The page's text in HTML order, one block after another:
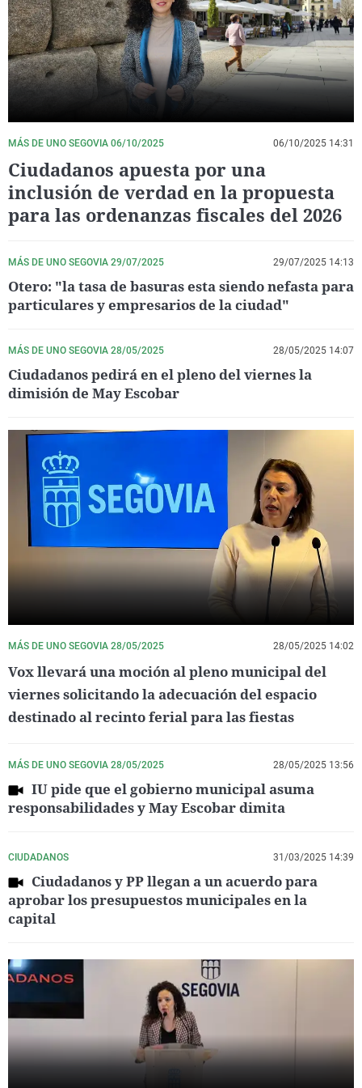
La rosa de los vientos
Gente viajera
Como el perro y el
Caso
Retornados
Equipo de
Operación Viuda
Extremadura
Galicia
La Rioja
Navarra
País Vasco
Virales
Televisión
Elecciones
MÁS DE UNO SEGOVIA 06/10/2025 06/10/2025 14:31
Ciudadanos apuesta por una
inclusión de verdad en la propuesta
para las ordenanzas fiscales del 2026
MÁS DE UNO SEGOVIA 29/07/2025 29/07/2025 14:13
Otero: "la tasa de basuras esta siendo nefasta para
particulares y empresarios de la ciudad"
MÁS DE UNO SEGOVIA 28/05/2025 28/05/2025 14:07
Ciudadanos pedirá en el pleno del viernes la
dimisión de May Escobar
MÁS DE UNO SEGOVIA 28/05/2025 28/05/2025 14:02
Vox llevará una moción al pleno municipal del
viernes solicitando la adecuación del espacio
destinado al recinto ferial para las fiestas
MÁS DE UNO SEGOVIA 28/05/2025 28/05/2025 13:56
IU pide que el gobierno municipal asuma
responsabilidades y May Escobar dimita
CIUDADANOS 31/03/2025 14:39
Ciudadanos y PP llegan a un acuerdo para
aprobar los presupuestos municipales en la
capital